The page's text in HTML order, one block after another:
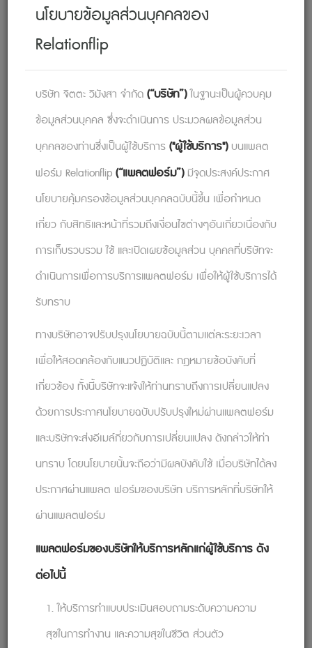
สำคัญในการสร้างและเสริมสร้างความสัมพันธ์ที่มั่นคง
และทำความเข้าใจผู้คนรอบข้างให้ลึกซึ้งยิ่งขึ้น
การฟังอย่างตั้งใจคือเคล็ดลับที่จะเปลี่ยนคุณจากผู้ฟัง
ธรรมดาๆ ให้กลายเป็นนักสื่อสารที่ยอดเยี่ยม นี่คือ 10
วิธีในการพัฒนาทักษะการฟังอย่างตั้งใจของคุณ
1. ให้ความสนใจอย่างเต็มที่
วางโทรศัพท์ลง ปิดเสียงโทรศัพท์ และมอง
ออกไปจากหน้าจอ จดจ่อกับผู้พูด รักษาการสบตาและ
ลดสิ่งรบกวนให้น้อยที่สุด
2. ใช้สมาธิในการรับฟังและสังเกตผู้พูด
อยู่กับปัจจุบันขณะและพยายามอย่างเต็มที่
เพื่อไม่ให้จิตใจล่องลอย เมื่อเป็นเช่นนั้น ให้สังเกตและ
ปรับความคิดใหม่ จดจ่ออยู่กับคำพูดและสัญญาณที่
ไม่ใช่คำพูดของผู้พูด
3. หลีกเลี่ยงการขัดจังหวะ
ไม่มีใครชอบถูกขัดจังหวะ จงอดทนและปล่อย
ให้ผู้พูดแสดงความคิดเห็นของตนเอง โดยไม่ขัดจังหวะ
หรือด่วนสรุป
4. แสดงความเข้าอกเข้าใจ
ลองคิดในมุมของผู้พูดและตอบสนองด้วย
ความเห็นอกเห็นใจ พยายามเข้าใจมุมมองและอารมณ์
ของพวกเขา พิจารณาสิ่งที่พวกเขากำลังคิดและรู้สึก
5. ใช้อวัจนภาษา
ใช้ภาษากายแบบเปิดกว้างโดยการกางแขนและ
ขาออก พยักหน้าเพื่อแสดงการเห็นด้วย และใช้สีหน้า
เพื่อแสดงให้เห็นว่าคุณตั้งใจฟังและตั้งใจฟัง
6. ทวนสอบความเข้าใจและทบทวนประเด็นสำคัญ
แสดงให้เห็นว่าคุณตั้งใจฟังและเข้าใจสิ่งที่ผู้พูด
นโยบายข้อมูลส่วนบุคคลของ
Relationflip
บริษัท จิตตะ วิมังสา จำกัด(“บริษัท”)ในฐานะเป็นผู้ควบคุม
ข้อมูลส่วนบุคคล ซึ่งจะดำเนินการ ประมวลผลข้อมูลส่วน
บุคคลของท่านซึ่งเป็นผู้ใช้บริการ​​("ผู้ใช้บริการ")บนแพลต
ฟอร์ม Relationflip(“แพลตฟอร์ม”)มีจุดประสงค์ประกาศ
นโยบายคุ้มครองข้อมูลส่วนบุคคลฉบับนี้ขึ้น เพื่อกำหนด
เกี่ยว กับสิทธิและหน้าที่รวมถึงเงื่อนไขต่างๆอันเกี่ยวเนื่องกับ
การเก็บรวบรวม ใช้ และเปิดเผยข้อมูลส่วน บุคคลที่บริษัทจะ
ดำเนินการเพื่อการบริการแพลตฟอร์ม เพื่อให้ผู้ใช้บริการได้
รับทราบ
ทางบริษัทอาจปรับปรุงนโยบายฉบับนี้ตามแต่ละระยะเวลา
เพื่อให้สอดคล้องกับแนวปฏิบัติและ กฎหมายข้อบังคับที่
เกี่ยวข้อง ทั้งนี้บริษัทจะแจ้งให้ท่านทราบถึงการเปลี่ยนแปลง
ด้วยการประกาศนโยบายฉบับปรับปรุงใหม่ผ่านแพลตฟอร์ม
และบริษัทจะส่งอีเมล์กี่ยวกับการเปลี่ยนแปลง ดังกล่าวให้ท่า
นทราบ โดยนโยบายนั้นจะถือว่ามีผลบังคับใช้ เมื่อบริษัทได้ลง
ประกาศผ่านแพลต ฟอร์มของบริษัท บริการหลักที่บริษัทให้
ผ่านแพลตฟอร์ม
แพลตฟอร์มของบริษัทให้บริการหลักแก่ผู้ใช้บริการ ดัง
ต่อไปนี้
1. ให้บริการทำแบบประเมินสอบถามระดับความความ
สุขในการทำงาน และความสุขในชีวิต ส่วนตัว